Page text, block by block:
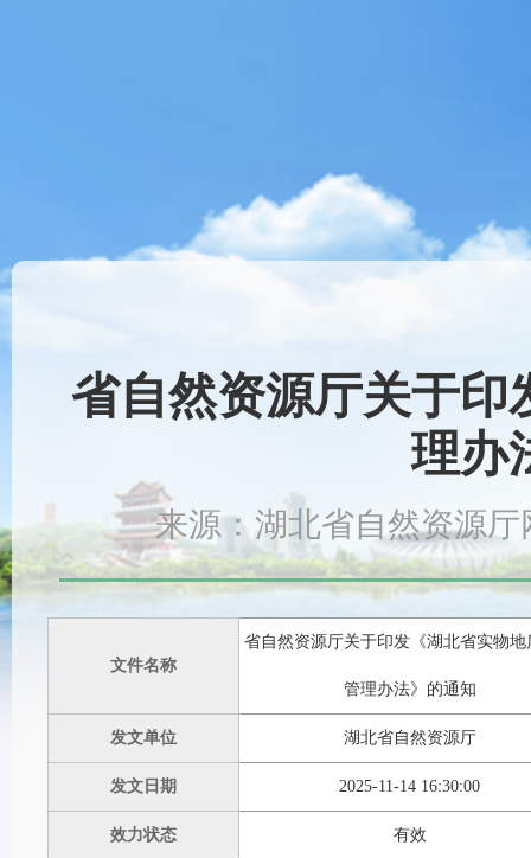
省自然资源厅关于印
理办
来源：湖北省自然资源
文件名称
省自然资源厅关于印发《湖北省实物地
管理办法》的通知
发文单位 湖北省自然资源厅
发文日期 2025-11-14 16:30:00
效力状态 有效